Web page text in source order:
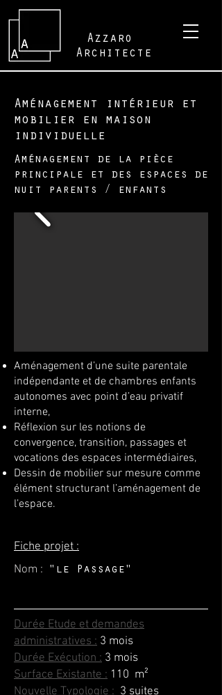
Architecte
Azzaro
Aménagement intérieur et
mobilier en maison
individuelle
Aménagement de la pièce
principale et des espaces de
nuit parents / enfants
Aménagement d’une suite parentale
indépendante et de chambres enfants
autonomes avec point d’eau privatif
interne,
Réflexion sur les notions de
convergence, transition, passages et
vocations des espaces intermédiaires,
Dessin de mobilier sur mesure comme
élément structurant l’aménagement de
l’espace.
Fiche projet :
Nom :
"le Passage"
Durée Etude et demandes
administratives : 3 mois
Durée Exécution : 3 mois
Surface Existante : 110 m²
Nouvelle Typologie : 3 suites